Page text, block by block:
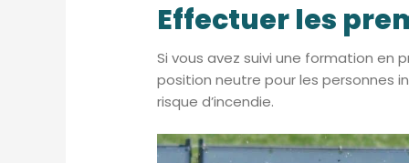
Effectuer les
Si vous avez suivi une formation en
position neutre pour les personnes
risque d’incendie.